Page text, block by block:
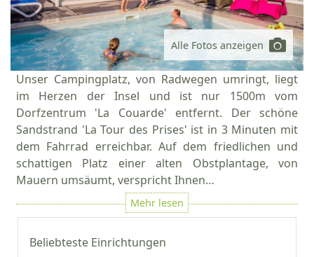
Beliebteste Einrichtungen
Alle Fotos anzeigen
Unser Campingplatz, von Radwegen umringt, liegt
im Herzen der Insel und ist nur 1500m vom
Dorfzentrum 'La Couarde' entfernt. Der schöne
Sandstrand 'La Tour des Prises' ist in 3 Minuten mit
dem Fahrrad erreichbar. Auf dem friedlichen und
schattigen Platz einer alten Obstplantage, von
Mauern umsäumt, verspricht Ihnen…